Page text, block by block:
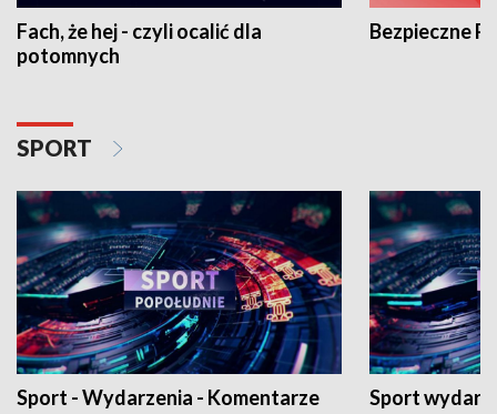
Fach, że hej - czyli ocalić dla
potomnych
Bezpieczne
SPORT
Sport - Wydarzenia - Komentarze Sport